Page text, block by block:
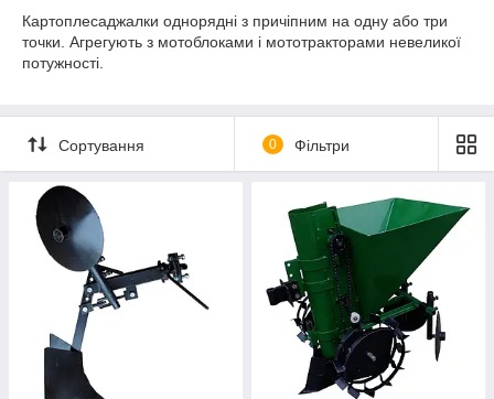
Картоплесаджалки однорядні з причіпним на одну або три
точки. Агрегують з мотоблоками і мототракторами невеликої
потужності.
Сортування 0 Фільтри